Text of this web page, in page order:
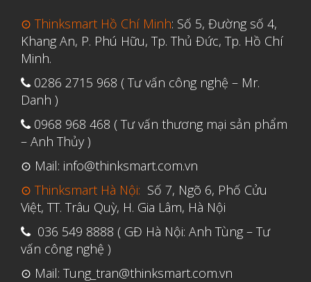
Tháng Năm 2022
Tháng Ba 2022
Tháng Một 2022
Tháng Mười 2021
Tháng Chín 2021
Tháng Bảy 2021
⊙ Thinksmart Hồ Chí Minh: Số 5, Đường số 4,
Khang An, P. Phú Hữu, Tp. Thủ Đức, Tp. Hồ Chí
Minh.
0286 2715 968 ( Tư vấn công nghệ – Mr.
Danh )
0968 968 468 ( Tư vấn thương mại sản phẩm
– Anh Thủy )
⊙ Mail: info@thinksmart.com.vn
⊙ Thinksmart Hà Nội: Số 7, Ngõ 6, Phố Cửu
Việt, TT. Trâu Quỳ, H. Gia Lâm, Hà Nội
036 549 8888 ( GĐ Hà Nội: Anh Tùng – Tư
vấn công nghệ )
⊙ Mail: Tung_tran@thinksmart.com.vn